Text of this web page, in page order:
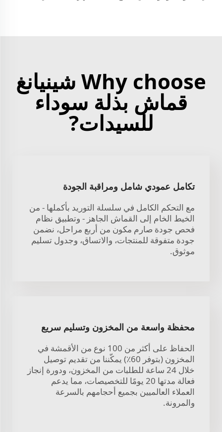
Why choose شينيانغ
قماش بذلة سوداء
للسيدات?
تكامل عمودي شامل ومراقبة الجودة
مع التحكم الكامل في سلسلة التوريد بأكملها - من
الخيط الخام إلى القماش الجاهز - وتطبيق نظام
فحص جودة صارم مكون من أربع مراحل، نضمن
جودة متفوقة للمنتجات، والاتساق، وجدول تسليم
موثوق.
محفظة واسعة من المخزون وتسليم سريع
الحفاظ على أكثر من 100 نوع من الأقمشة في
المخزون (بتوفر 60٪) يمكّننا من تقديم توصيل
خلال 24 ساعة للطلبات من المخزون، ودورة إنجاز
فعالة مدتها 20 يومًا للتخصيصات، مما يدعم
العملاء العالميين بجميع أحجامهم بالسرعة
والمرونة.